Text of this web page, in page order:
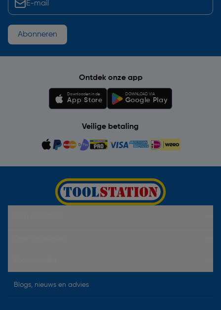
Abonneren
Ontdek onze app
Downloaden in de
App Store
DOWNLOAD VIA
Google Play
Veilige betaling
Blogs, nieuws en advies